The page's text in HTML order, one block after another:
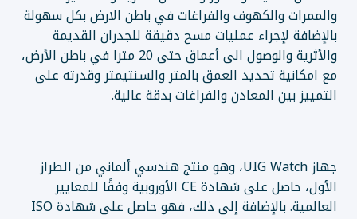
والممرات والكهوف والفراغات في باطن الارض بكل سهولة
بالإضافة لإجراء عمليات مسح دقيقة للجدران القديمة
والأثرية والوصول الى أعماق حتى 20 مترا في باطن الأرض،
مع امكانية تحديد العمق بالمتر والسنتيمتر وقدرته على
التمييز بين المعادن والفراغات بدقة عالية.
جهاز UIG Watch، وهو منتج هندسي ألماني من الطراز
الأول، حاصل على شهادة CE الأوروبية وفقًا للمعايير
العالمية. بالإضافة إلى ذلك، فهو حاصل على شهادة ISO